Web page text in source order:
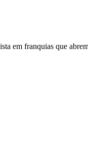
em franquias que